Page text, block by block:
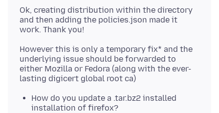
Ok, creating distribution within the directory
and then adding the policies.json made it
However this is only a temporary fix* and the
underlying issue should be forwarded to
either Mozilla or Fedora (along with the ever-
How do you update a .tar.bz2 installed
installation of firefox?